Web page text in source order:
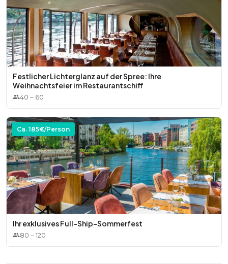
Festlicher Lichterglanz auf der Spree: Ihre
Weihnachtsfeier im Restaurantschiff
40 – 60
Ca. 185€/Person
Ihr exklusives Full-Ship-Sommerfest
80 –120